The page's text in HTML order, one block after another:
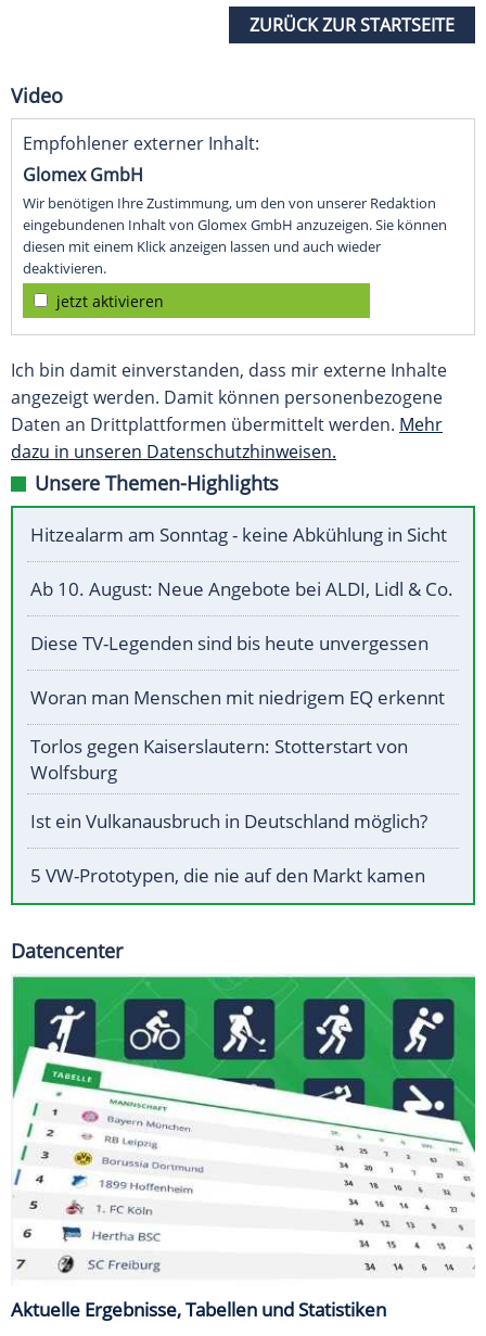
ZURÜCK ZUR STARTSEITE
Video
Empfohlener externer Inhalt:
Glomex GmbH
Wir benötigen Ihre Zustimmung, um den von unserer Redaktion
eingebundenen Inhalt von Glomex GmbH anzuzeigen. Sie können
diesen mit einem Klick anzeigen lassen und auch wieder
deaktivieren.
jetzt aktivieren
Ich bin damit einverstanden, dass mir externe Inhalte
angezeigt werden. Damit können personenbezogene
Daten an Drittplattformen übermittelt werden. Mehr
dazu in unseren Datenschutzhinweisen.
Unsere Themen-Highlights
Hitzealarm am Sonntag - keine Abkühlung in Sicht
Ab 10. August: Neue Angebote bei ALDI, Lidl & Co.
Diese TV-Legenden sind bis heute unvergessen
Woran man Menschen mit niedrigem EQ erkennt
Torlos gegen Kaiserslautern: Stotterstart von
Wolfsburg
Ist ein Vulkanausbruch in Deutschland möglich?
5 VW-Prototypen, die nie auf den Markt kamen
Datencenter
Aktuelle Ergebnisse, Tabellen und Statistiken